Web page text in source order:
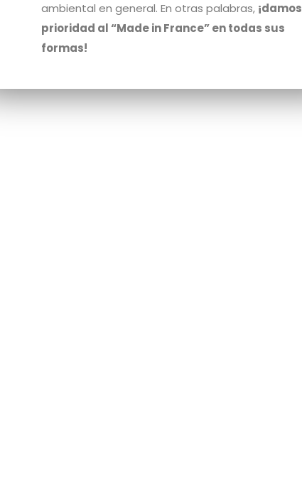
ambiental en general. En otras palabras, ¡damos
prioridad al “Made in France” en todas sus
formas!